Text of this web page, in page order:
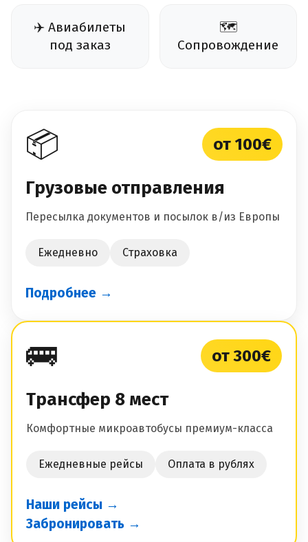
✈️ Авиабилеты
под заказ
🗺️
Сопровождение
📦 от 100€
Грузовые отправления
Пересылка документов и посылок в/из Европы
Ежедневно Страховка
Подробнее →
🚌 от 300€
Трансфер 8 мест
Комфортные микроавтобусы премиум-класса
Ежедневные рейсы Оплата в рублях
Наши рейсы →
Забронировать →